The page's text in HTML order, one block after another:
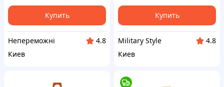
Купить
Непереможні
4.8
Киев
Купить
Military Style
4.8
Киев